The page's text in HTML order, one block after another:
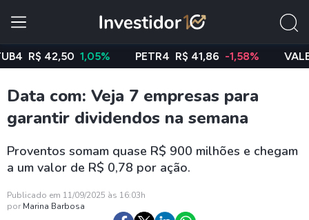
R$ 42,50 1,05% PETR4 R$ 41,86 -1,58% VALE3
Data com: Veja 7 empresas para
garantir dividendos na semana
Proventos somam quase R$ 900 milhões e chegam
a um valor de R$ 0,78 por ação.
Publicado em 11/09/2025 às 16:03h
por Marina Barbosa